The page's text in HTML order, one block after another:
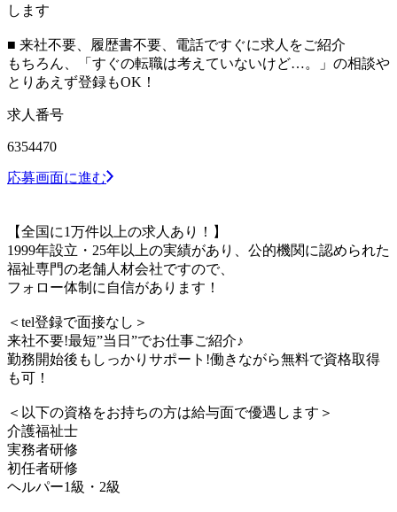
します
■ 来社不要、履歴書不要、電話ですぐに求人をご紹介
もちろん、「すぐの転職は考えていないけど…。」の相談や
とりあえず登録もOK！
求人番号
6354470
応募画面に進む
【全国に1万件以上の求人あり！】
1999年設立・25年以上の実績があり、公的機関に認められた
福祉専門の老舗人材会社ですので、
フォロー体制に自信があります！
＜tel登録で面接なし＞
来社不要!最短”当日”でお仕事ご紹介♪
勤務開始後もしっかりサポート!働きながら無料で資格取得
も可！
＜以下の資格をお持ちの方は給与面で優遇します＞
介護福祉士
実務者研修
初任者研修
ヘルパー1級・2級